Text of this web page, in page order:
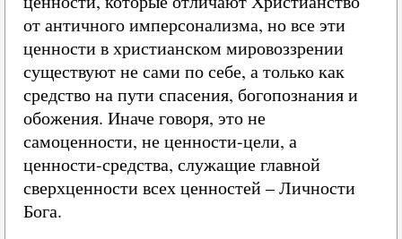
от античного имперсонализма, но все эти
ценности в христианском мировоззрении
существуют не сами по себе, а только как
средство на пути спасения, богопознания и
обожения. Иначе говоря, это не
самоценности, не ценности-цели, а
ценности-средства, служащие главной
сверхценности всех ценностей – Личности
Бога.